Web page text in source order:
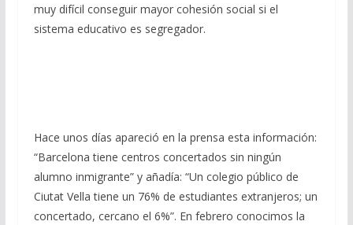
muy difícil conseguir mayor cohesión social si el
sistema educativo es segregador.
Hace unos días apareció en la prensa esta información:
“Barcelona tiene centros concertados sin ningún
alumno inmigrante” y añadía: “Un colegio público de
Ciutat Vella tiene un 76% de estudiantes extranjeros; un
concertado, cercano el 6%”. En febrero conocimos la